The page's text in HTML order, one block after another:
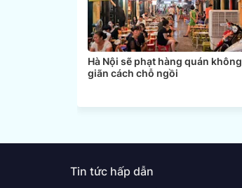
Hà Nội sẽ phạt hàng quán không
giãn cách chỗ ngồi
Tin tức hấp dẫn